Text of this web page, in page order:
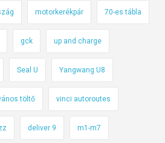
motorkerékpár 70-es tábla
gck up and charge
Seal U Yangwang U8
töltő vinci autoroutes
deliver 9 m1-m7